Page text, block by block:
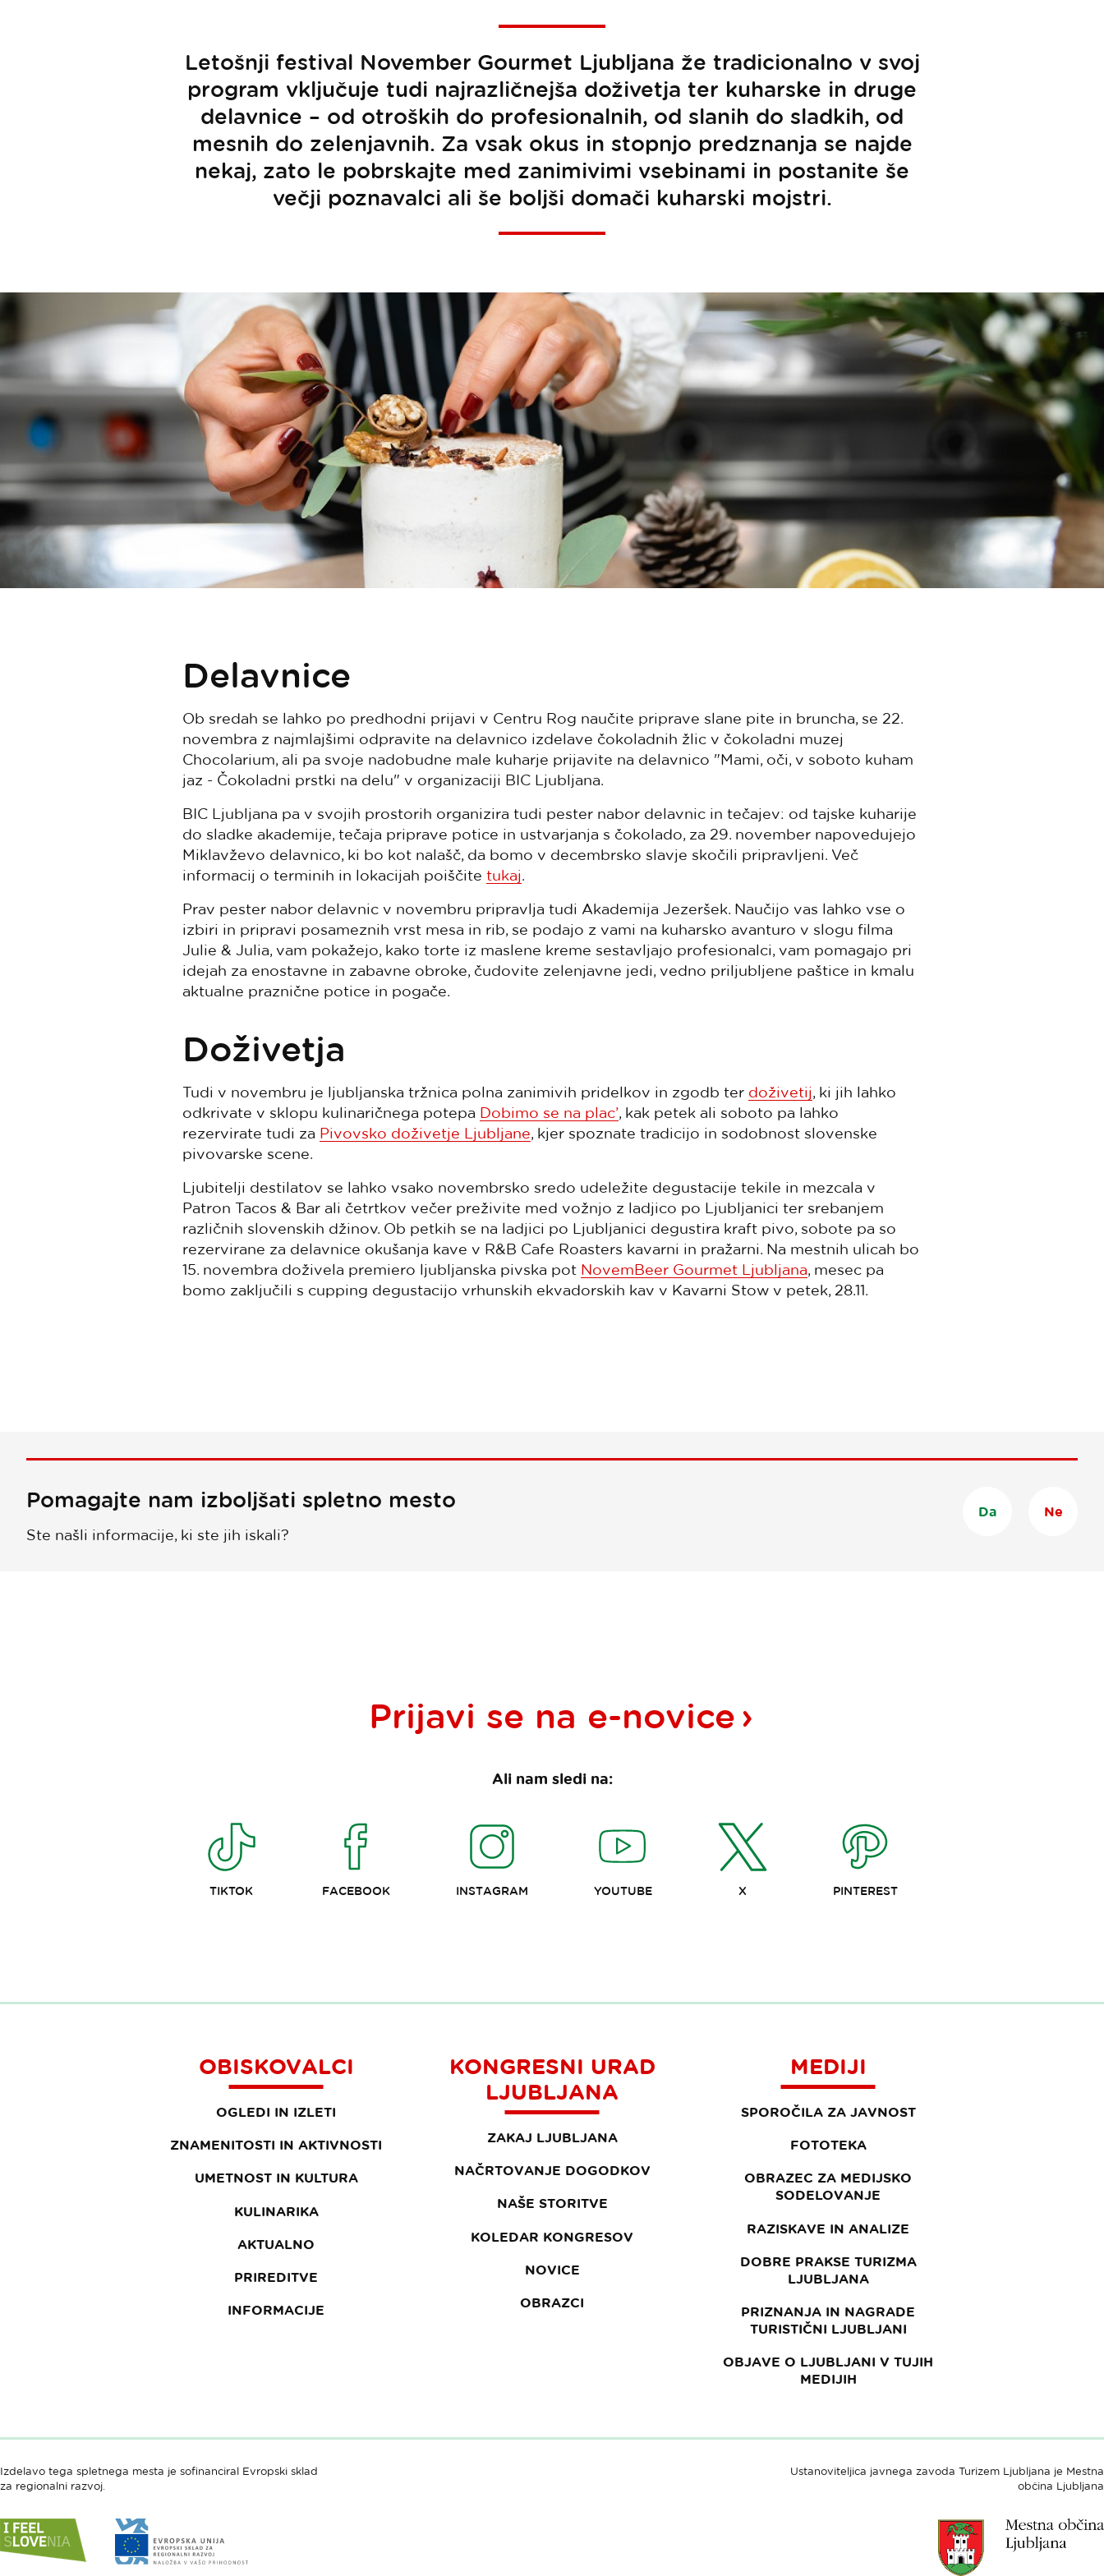
Letošnji festival November Gourmet Ljubljana že tradicionalno v svoj
program vključuje tudi najrazličnejša doživetja ter kuharske in druge
delavnice – od otroških do profesionalnih, od slanih do sladkih, od
mesnih do zelenjavnih. Za vsak okus in stopnjo predznanja se najde
nekaj, zato le pobrskajte med zanimivimi vsebinami in postanite še
večji poznavalci ali še boljši domači kuharski mojstri.
Delavnice
Ob sredah se lahko po predhodni prijavi v Centru Rog naučite priprave slane pite in bruncha, se 22.
novembra z najmlajšimi odpravite na delavnico izdelave čokoladnih žlic v čokoladni muzej
Chocolarium, ali pa svoje nadobudne male kuharje prijavite na delavnico "Mami, oči, v soboto kuham
jaz - Čokoladni prstki na delu" v organizaciji BIC Ljubljana.
BIC Ljubljana pa v svojih prostorih organizira tudi pester nabor delavnic in tečajev: od tajske kuharije
do sladke akademije, tečaja priprave potice in ustvarjanja s čokolado, za 29. november napovedujejo
Miklavževo delavnico, ki bo kot nalašč, da bomo v decembrsko slavje skočili pripravljeni. Več
informacij o terminih in lokacijah poiščite tukaj.
Prav pester nabor delavnic v novembru pripravlja tudi Akademija Jezeršek. Naučijo vas lahko vse o
izbiri in pripravi posameznih vrst mesa in rib, se podajo z vami na kuharsko avanturo v slogu filma
Julie & Julia, vam pokažejo, kako torte iz maslene kreme sestavljajo profesionalci, vam pomagajo pri
idejah za enostavne in zabavne obroke, čudovite zelenjavne jedi, vedno priljubljene paštice in kmalu
aktualne praznične potice in pogače.
Doživetja
Tudi v novembru je ljubljanska tržnica polna zanimivih pridelkov in zgodb ter doživetij, ki jih lahko
odkrivate v sklopu kulinaričnega potepa Dobimo se na plac’, kak petek ali soboto pa lahko
rezervirate tudi za Pivovsko doživetje Ljubljane, kjer spoznate tradicijo in sodobnost slovenske
pivovarske scene.
Ljubitelji destilatov se lahko vsako novembrsko sredo udeležite degustacije tekile in mezcala v
Patron Tacos & Bar ali četrtkov večer preživite med vožnjo z ladjico po Ljubljanici ter srebanjem
različnih slovenskih džinov. Ob petkih se na ladjici po Ljubljanici degustira kraft pivo, sobote pa so
rezervirane za delavnice okušanja kave v R&B Cafe Roasters kavarni in pražarni. Na mestnih ulicah bo
15. novembra doživela premiero ljubljanska pivska pot NovemBeer Gourmet Ljubljana, mesec pa
bomo zaključili s cupping degustacijo vrhunskih ekvadorskih kav v Kavarni Stow v petek, 28.11.
Pomagajte nam izboljšati spletno mesto
Ste našli informacije, ki ste jih iskali?
Da Ne
Prijavi se na e-novice
Ali nam sledi na:
TIKTOK FACEBOOK INSTAGRAM YOUTUBE X PINTEREST
OBISKOVALCI
OGLEDI IN IZLETI
ZNAMENITOSTI IN AKTIVNOSTI
UMETNOST IN KULTURA
KULINARIKA
AKTUALNO
PRIREDITVE
INFORMACIJE
KONGRESNI URAD
LJUBLJANA
ZAKAJ LJUBLJANA
NAČRTOVANJE DOGODKOV
NAŠE STORITVE
KOLEDAR KONGRESOV
NOVICE
OBRAZCI
MEDIJI
SPOROČILA ZA JAVNOST
FOTOTEKA
OBRAZEC ZA MEDIJSKO
SODELOVANJE
RAZISKAVE IN ANALIZE
DOBRE PRAKSE TURIZMA
LJUBLJANA
PRIZNANJA IN NAGRADE
TURISTIČNI LJUBLJANI
OBJAVE O LJUBLJANI V TUJIH
MEDIJIH
Izdelavo tega spletnega mesta je sofinanciral Evropski sklad
za regionalni razvoj.
Link
do
spletne
Link
do
spletne
Ustanoviteljica javnega zavoda Turizem Ljubljana je Mestna
občina Ljubljana